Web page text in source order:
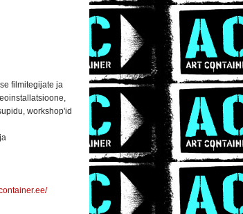
filmitegijate ja
workshop'id